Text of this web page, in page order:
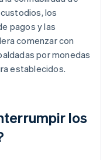
los
pagos y las
comenzar con
por monedas
establecidos.
los